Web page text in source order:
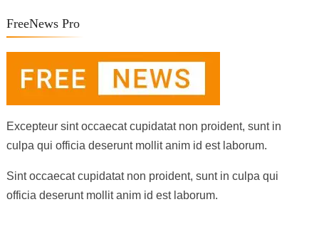
FreeNews Pro
Excepteur sint occaecat cupidatat non proident, sunt in
culpa qui officia deserunt mollit anim id est laborum.
Sint occaecat cupidatat non proident, sunt in culpa qui
officia deserunt mollit anim id est laborum.